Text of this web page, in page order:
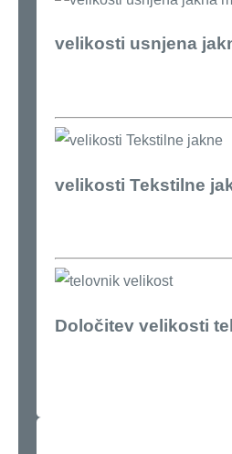
velikosti usnjena
velikosti Tekstilne
Določitev velikosti